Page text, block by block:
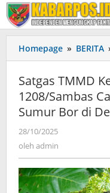
Lewati
ke
konten
Homepage » BERITA
Satgas TMMD
1208/Sambas
Sumur Bor di
28/10/2025
oleh admin